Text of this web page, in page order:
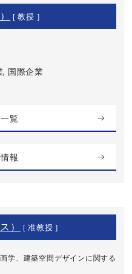
[ 教授 ]
, 国際企業
覧
報
） [ 准教授 ]
学、建築空間デザインに関する